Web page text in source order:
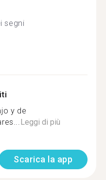
segni
y de
Leggi di più
Scarica la app